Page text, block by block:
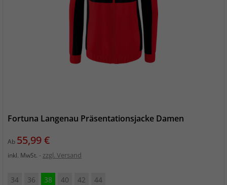
Fortuna Langenau Präsentationsjacke Damen
Ab Preis
55,99 €
inkl. MwSt. zzgl. Versand
34 36 38 40 42 44